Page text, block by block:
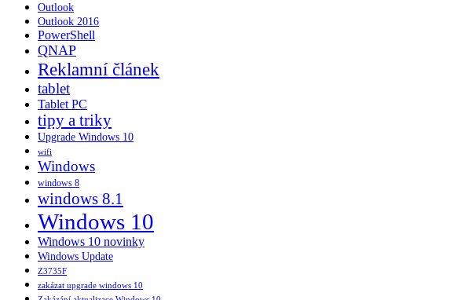
Outlook
Outlook 2016
PowerShell
QNAP
Reklamní článek
tablet
Tablet PC
tipy a triky
Upgrade Windows 10
wifi
Windows
windows 8
windows 8.1
Windows 10
Windows 10 novinky
Windows Update
Z3735F
zakázat upgrade windows 10